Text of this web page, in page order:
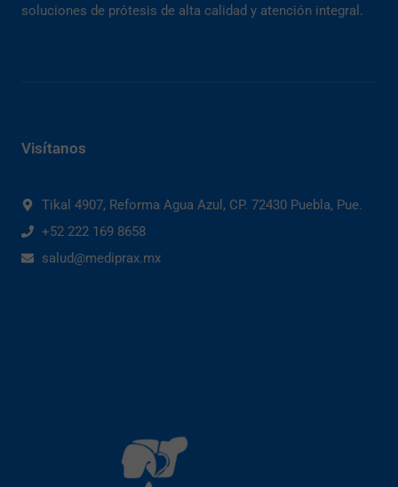
soluciones de prótesis de alta calidad y atención integral.
Visítanos
Tikal 4907, Reforma Agua Azul, CP. 72430 Puebla, Pue.
+52 222 169 8658
salud@mediprax.mx